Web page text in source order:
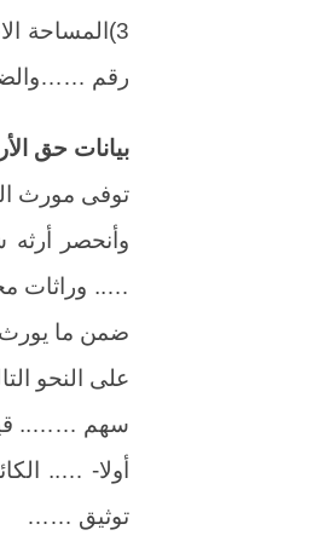
رقم
بيانات حق
توفى مورث
وأنحصر
….. وراثات
ضمن ما يورث
على النحو
سهم ……..
أولا- …..
توثيق ……